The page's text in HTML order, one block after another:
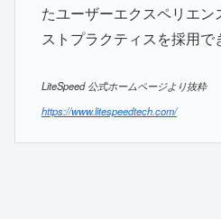
たユーザーエクスペリエ
ストプラクティスを採用で
LiteSpeed 公式ホームページより抜粋
https://www.litespeedtech.com/